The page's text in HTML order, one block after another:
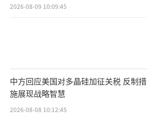
2026-08-09 10:09:45
中方回应美国对多晶硅加征关税 反制措
施展现战略智慧
2026-08-08 10:12:45